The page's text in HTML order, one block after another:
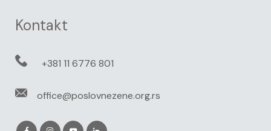
Kontakt
+381 11 6776 801
office@poslovnezene.org.rs